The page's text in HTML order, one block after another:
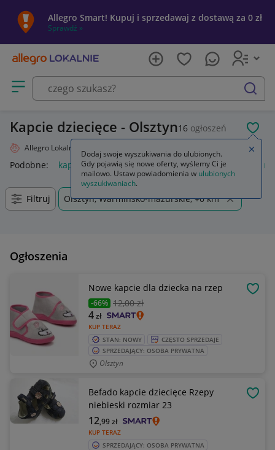
Allegro Smart! Kupuj i sprzedawaj z dostawą za 0 zł
Sprawdź »
Otwórz menu z kategoriami
szukaj
Kapcie dziecięce - Olsztyn16 ogłoszeń
Allegro Lokalnie
Podobne: kapcie kapcie damskie kapcie befado kapcie
Filtruj Olsztyn, Warmińsko-mazurskie, +0 km
Ogłoszenia
Nowe kapcie dla dziecka na rzep
-66% 12,00 zł
KUP TERAZ
4zł
STAN: NOWY
CZĘSTO SPRZEDAJE
SPRZEDAJĄCY: OSOBA PRYWATNA
Olsztyn
Befado kapcie dziecięce Rzepy
niebieski rozmiar 23
KUP TERAZ
12,99zł
SPRZEDAJĄCY: OSOBA PRYWATNA
Dodaj swoje wyszukiwania do ulubionych.
Gdy pojawią się nowe oferty, wyślemy Ci je
mailowo. Ustaw powiadomienia w ulubionych
wyszukiwaniach.